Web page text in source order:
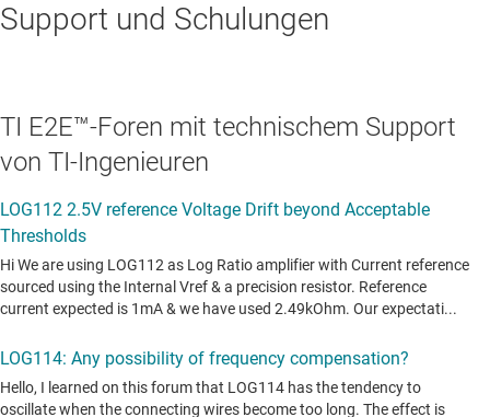
Support und Schulungen
TI E2E™-Foren mit technischem Support
von TI-Ingenieuren